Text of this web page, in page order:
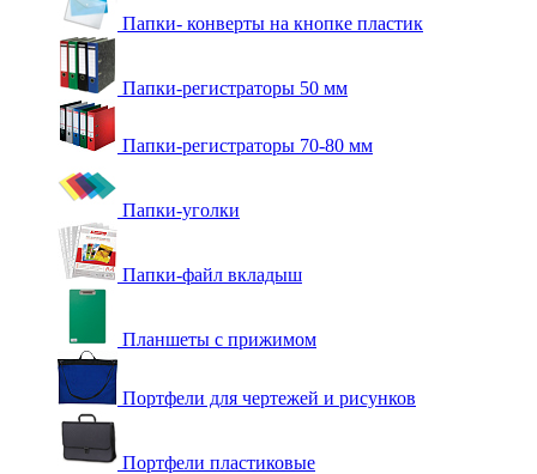
Папки- конверты на кнопке пластик
Папки-регистраторы 50 мм
Папки-регистраторы 70-80 мм
Папки-уголки
Папки-файл вкладыш
Планшеты с прижимом
Портфели для чертежей и рисунков
Портфели пластиковые